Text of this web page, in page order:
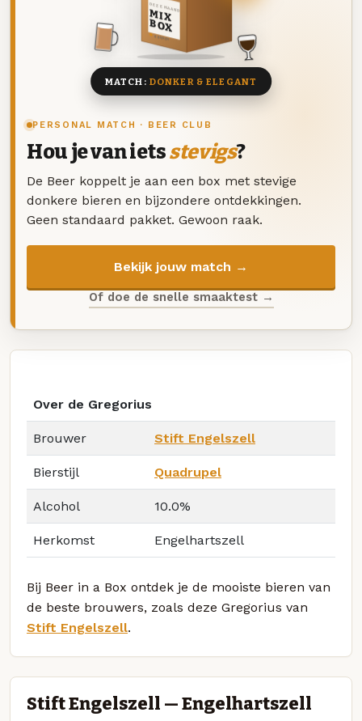
PERSONAL MATCH · BEER CLUB
Hou je van ietsstevigs?
De Beer koppelt je aan een box met stevige
donkere bieren en bijzondere ontdekkingen.
Geen standaard pakket. Gewoon raak.
Bekijk jouw match →
Of doe de snelle smaaktest →
DEZE MAAND
MIX
BOX
8 BIEREN
MATCH: DONKER & ELEGANT
Over de Gregorius
Brouwer Stift Engelszell
Bierstijl Quadrupel
Alcohol 10.0%
Herkomst Engelhartszell
Bij Beer in a Box ontdek je de mooiste bieren van
de beste brouwers, zoals deze Gregorius van
Stift Engelszell.
Stift Engelszell — Engelhartszell